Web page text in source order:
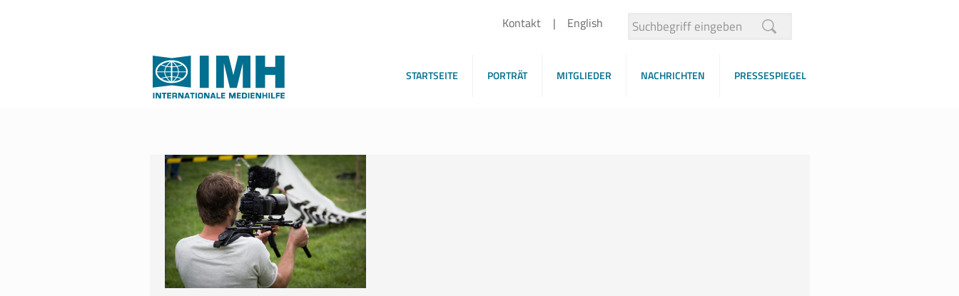
Kontakt English
STARTSEITE PORTRÄT MITGLIEDER NACHRICHTEN PRESSESPIEGEL